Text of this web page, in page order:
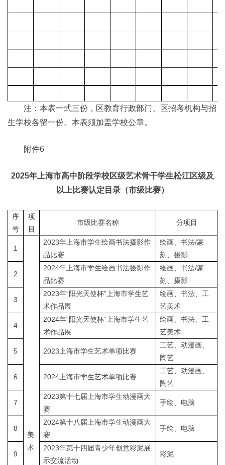
注：本表一式三份，区教育行政部门、区招考机构与招
生学校各留一份。本表须加盖学校公章。
附件6
2025年上海市高中阶段学校区级艺术骨干学生松江区级及
以上比赛认定目录（市级比赛）
序
号
项
目
市级比赛名称 分项目
1
美
术
2023年上海市学生绘画书法摄影作
品比赛
绘画、书法/篆
刻、摄影
2
2024年上海市学生绘画书法摄影作
品比赛
绘画、书法/篆
刻、摄影
3
2023年“阳光天使杯”上海市学生艺
术作品展
绘画、书法、工
艺美术
4
2024年“阳光天使杯”上海市学生艺
术作品展
绘画、书法、工
艺美术
5 2023上海市学生艺术单项比赛
工艺、动漫画、
陶艺
6 2024上海市学生艺术单项比赛
工艺、动漫画、
陶艺
7
2023第十七届上海市学生动漫画大
赛
手绘、电脑
8
2024第十八届上海市学生动漫画大
赛
手绘、电脑
9
2023年第十四届青少年创意彩泥展
示交流活动
彩泥